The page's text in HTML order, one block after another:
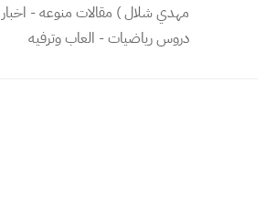
مهدي شلال ) مقالات منوعه - اخبار
دروس رياضيات - العاب وترفيه